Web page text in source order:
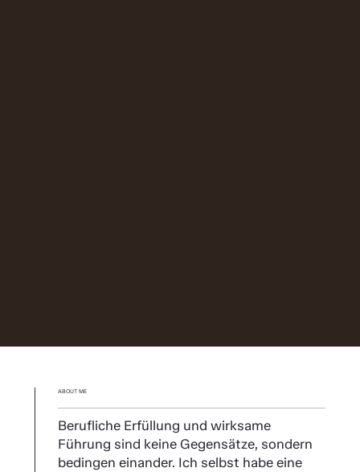
ABOUT ME
Berufliche Erfüllung und wirksame
Führung sind keine Gegensätze, sondern
bedingen einander. Ich selbst habe eine